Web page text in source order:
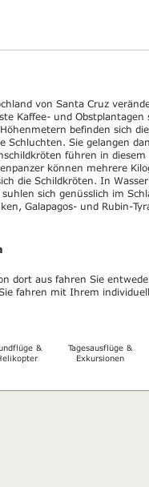
von Santa Cruz
Kaffee- und
befinden sich
Schluchten. Sie gelangen
führen in
können mehrere
die Schildkröten. In
sich genüsslich im
Galapagos- und Rubin-
dort aus fahren Sie
fahren mit Ihrem
&
Tagesausflüge &
Exkursionen